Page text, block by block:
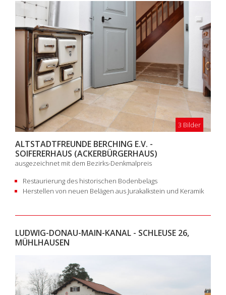
3 Bilder
ALTSTADTFREUNDE BERCHING E.V. -
SOIFERERHAUS (ACKERBÜRGERHAUS)
ausgezeichnet mit dem Bezirks-Denkmalpreis
Restaurierung des historischen Bodenbelags
Herstellen von neuen Belägen aus Jurakalkstein und Keramik
LUDWIG-DONAU-MAIN-KANAL - SCHLEUSE 26,
MÜHLHAUSEN